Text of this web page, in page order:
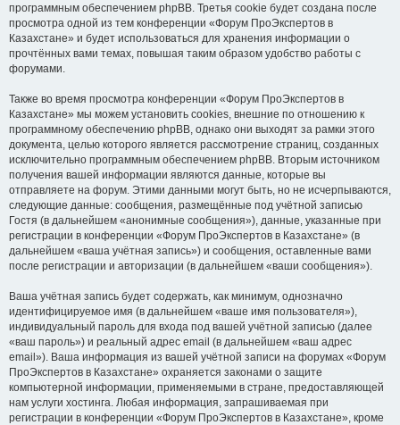
программным обеспечением phpBB. Третья cookie будет создана после
просмотра одной из тем конференции «Форум ПроЭкспертов в
Казахстане» и будет использоваться для хранения информации о
прочтённых вами темах, повышая таким образом удобство работы с
форумами.
Также во время просмотра конференции «Форум ПроЭкспертов в
Казахстане» мы можем установить cookies, внешние по отношению к
программному обеспечению phpBB, однако они выходят за рамки этого
документа, целью которого является рассмотрение страниц, созданных
исключительно программным обеспечением phpBB. Вторым источником
получения вашей информации являются данные, которые вы
отправляете на форум. Этими данными могут быть, но не исчерпываются,
следующие данные: сообщения, размещённые под учётной записью
Гостя (в дальнейшем «анонимные сообщения»), данные, указанные при
регистрации в конференции «Форум ПроЭкспертов в Казахстане» (в
дальнейшем «ваша учётная запись») и сообщения, оставленные вами
после регистрации и авторизации (в дальнейшем «ваши сообщения»).
Ваша учётная запись будет содержать, как минимум, однозначно
идентифицируемое имя (в дальнейшем «ваше имя пользователя»),
индивидуальный пароль для входа под вашей учётной записью (далее
«ваш пароль») и реальный адрес email (в дальнейшем «ваш адрес
email»). Ваша информация из вашей учётной записи на форумах «Форум
ПроЭкспертов в Казахстане» охраняется законами о защите
компьютерной информации, применяемыми в стране, предоставляющей
нам услуги хостинга. Любая информация, запрашиваемая при
регистрации в конференции «Форум ПроЭкспертов в Казахстане», кроме